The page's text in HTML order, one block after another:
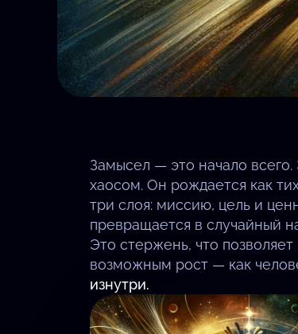
Замысел — это начало
хаосом. Он рождается как
три слоя: миссию, цель и
превращается в случайный
Это стержень, что
возможным рост — как
изнутри.